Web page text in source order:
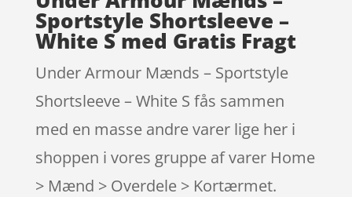
Sportstyle Shortsleeve –
White S med Gratis Fragt
Under Armour Mænds – Sportstyle
Shortsleeve – White S fås sammen
med en masse andre varer lige her i
shoppen i vores gruppe af varer Home
> Mænd > Overdele > Kortærmet.